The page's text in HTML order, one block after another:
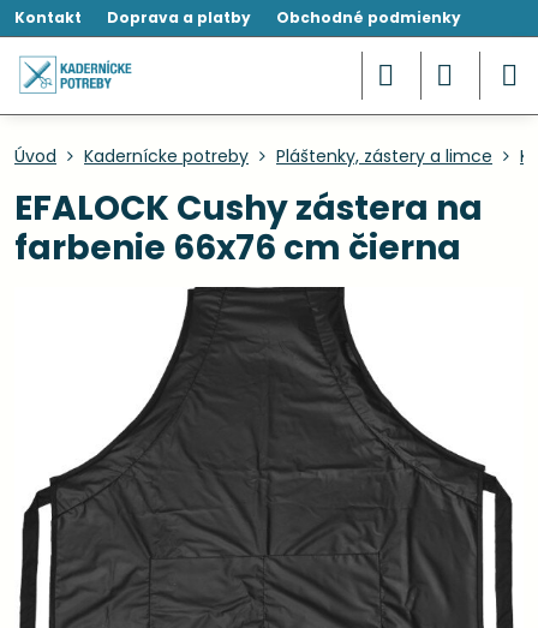
Kontakt Doprava a platby Obchodné podmienky
Úvod Kadernícke potreby Pláštenky, zástery a limce
EFALOCK Cushy zástera na
farbenie 66x76 cm čierna